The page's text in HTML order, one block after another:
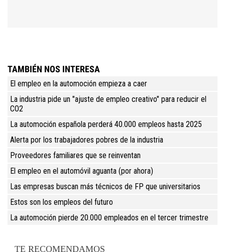
TAMBIÉN NOS INTERESA
El empleo en la automoción empieza a caer
La industria pide un "ajuste de empleo creativo" para reducir el
CO2
La automoción española perderá 40.000 empleos hasta 2025
Alerta por los trabajadores pobres de la industria
Proveedores familiares que se reinventan
El empleo en el automóvil aguanta (por ahora)
Las empresas buscan más técnicos de FP que universitarios
Estos son los empleos del futuro
La automoción pierde 20.000 empleados en el tercer trimestre
TE RECOMENDAMOS